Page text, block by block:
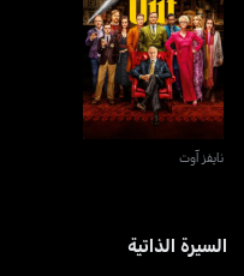
نايفز آوت
نايفز آوت
السيرة الذاتية